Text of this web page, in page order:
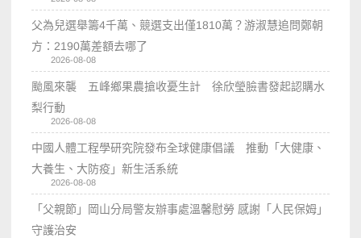
父為兒選舉籌4千萬、競選支出僅1810萬？游淑慧追問鄭朝
方：2190萬差額去哪了
2026-08-08
颱風來襲 五峰鄉果農搶收憂生計 徐欣瑩臉書發起認購水
梨行動
2026-08-08
中國人體工程學研究院發布全球健康倡議 推動「大健康、
大養生、大防疫」新生活系統
2026-08-08
「父親節」岡山分局警友辦事處溫馨慰勞 感謝「人民保姆」
守護治安